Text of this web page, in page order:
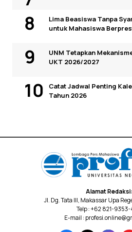
Lima Beasiswa Tanpa
untuk Mahasiswa
UNM Tetapkan
UKT 2026/2027
Catat Jadwal Penting
Tahun 2026
Alamat Redaksi:
Jl. Dg. Tata III, Makassar Upa
Telp : +62 821-9353-
E-mail :